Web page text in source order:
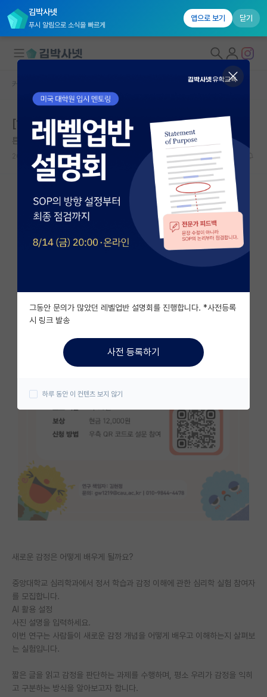
김박사넷
푸시 알림으로 소식을 빠르게
앱으로 보기 닫기
대학원생 모집
국내대학원 정보
연구실&오픈랩
커뮤니티
커뮤니티 홈
전체글보기
베스트 게시판
자유 게시판(아무개랩)
미국 유학 게시판
미국 대학원 합격 후기 게시판
대학원생 모집 게시판
연구실(PI) 홍보 게시판
석박사 채용 정보 게시판
학부 인턴 게시판
취업 게시판
PI 전용 게시판
인문사회 계열 게시판
특수/전문대학원 게시판
반도체/AI 게시판
장학금/장학생 게시판
학술 정보 게시판
커뮤니티 홈
[12,000원 지급] 정서 연구 참여자 모집
튼튼한 프리모 레비
2026.05.06 0
새로운 감정은 어떻게 배우게 될까요?
중앙대학교 심리학과에서 정서 학습과 감정 이해에 관한 심리학 실험 참여자
를 모집합니다.
AI 활용 설정
사진 설명을 입력하세요.
이번 연구는 사람들이 새로운 감정 개념을 어떻게 배우고 이해하는지 살펴보
는 실험입니다.
짧은 글을 읽고 감정을 판단하는 과제를 수행하며, 평소 우리가 감정을 익히
고 구분하는 방식을 알아보고자 합니다.
그동안 문의가 많았던 레벨업반 설명회를 진행합니다. *사전등록
시 링크 발송
사전 등록하기
하루 동안 이 컨텐츠 보지 않기